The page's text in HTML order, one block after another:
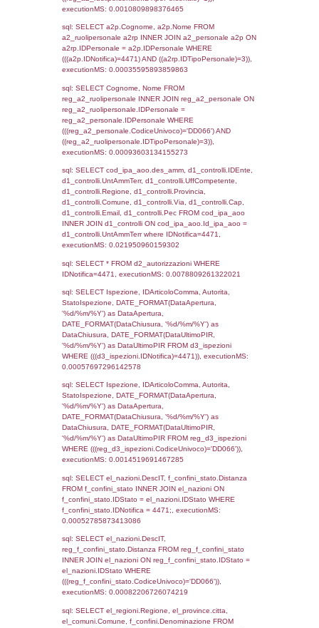
ComuneST, el_province.citta as
el_regioni.Regione as RegioneST,
as ComuneSL, el_province_1.citta as
el_regioni_1.Regione as RegioneSL FROM
(((((a1_stabilimento LEFT JOIN el_comuni
a1_stabilimento.ComuneStab =
LEFT JOIN el_province ON
= el_province.IstProvincia) LEFT JOIN
a1_stabilimento.RegioneStab =
LEFT JOIN el_comuni AS el_comuni_1 ON
a1_stabilimento.IstComuneSL =
LEFT JOIN el_province AS el_province_1
a1_stabilimento.IstProvinciaSL =
el_province_1.IstProvincia) LEFT JOIN
el_regioni_1 ON
el_regioni_1.IstRegione where
executionMS: 0.00057411193847656
sql: SELECT reg_a1_stabilimento.*,
ComuneST, el_province.citta as
el_regioni.Regione as RegioneST,
el_regioni_1.Regione as RegioneSL FROM
(((((reg_a1_stabilimento LEFT JOIN
reg_a1_stabilimento.ComuneStab =
LEFT JOIN el_province ON
reg_a1_stabilimento.ProvinciaStab =
el_province.IstProvincia) LEFT JOIN
reg_a1_stabilimento.RegioneStab =
LEFT JOIN el_comuni AS el_comuni_1 ON
reg_a1_stabilimento.IstComuneSL =
el_comuni_1.IstComune) LEFT JOIN
el_province_1 ON
el_province_1.IstProvincia) LEFT JOIN
el_regioni_1 ON
executionMS: 0.00079178810119629